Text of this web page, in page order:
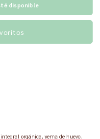
disponible
orgánica, yema de huevo,